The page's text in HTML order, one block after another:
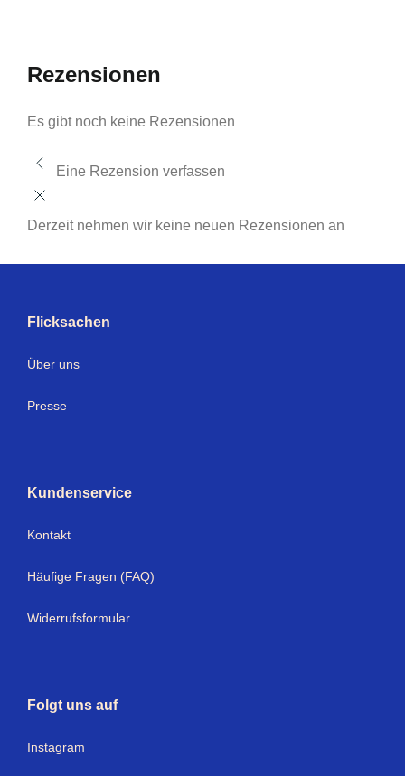
Rezensionen
Es gibt noch keine Rezensionen
Eine Rezension verfassen
Derzeit nehmen wir keine neuen Rezensionen an
Flicksachen
Über uns
Presse
Kundenservice
Kontakt
Häufige Fragen (FAQ)
Widerrufsformular
Folgt uns auf
Instagram